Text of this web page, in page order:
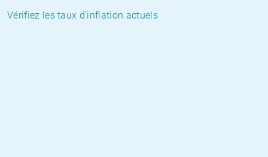
Vérifiez les taux d'inflation actuels